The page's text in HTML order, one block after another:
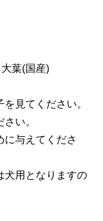
葉(国産)
見てください。
い。
与えてくださ
犬用となりますの